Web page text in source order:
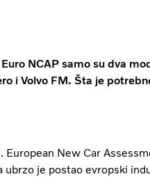
NCAP samo su dva
i Volvo FM. Šta je
New Car
je postao evropski